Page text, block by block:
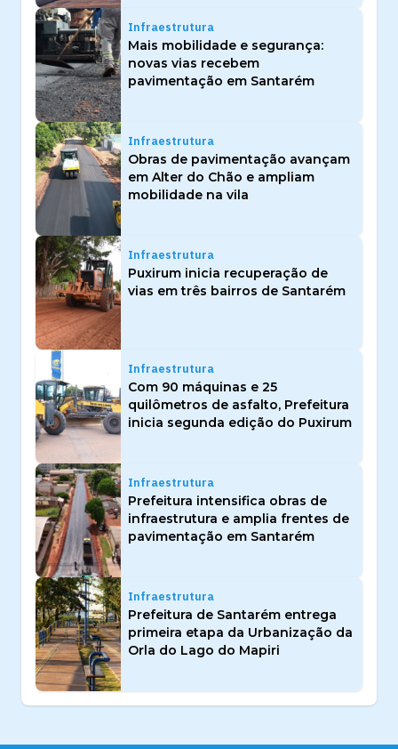
Infraestrutura
Mais mobilidade e segurança:
novas vias recebem
pavimentação em Santarém
Infraestrutura
Obras de pavimentação avançam
em Alter do Chão e ampliam
mobilidade na vila
Infraestrutura
Puxirum inicia recuperação de
vias em três bairros de Santarém
Infraestrutura
Com 90 máquinas e 25
quilômetros de asfalto, Prefeitura
inicia segunda edição do Puxirum
Infraestrutura
Prefeitura intensifica obras de
infraestrutura e amplia frentes de
pavimentação em Santarém
Infraestrutura
Prefeitura de Santarém entrega
primeira etapa da Urbanização da
Orla do Lago do Mapiri